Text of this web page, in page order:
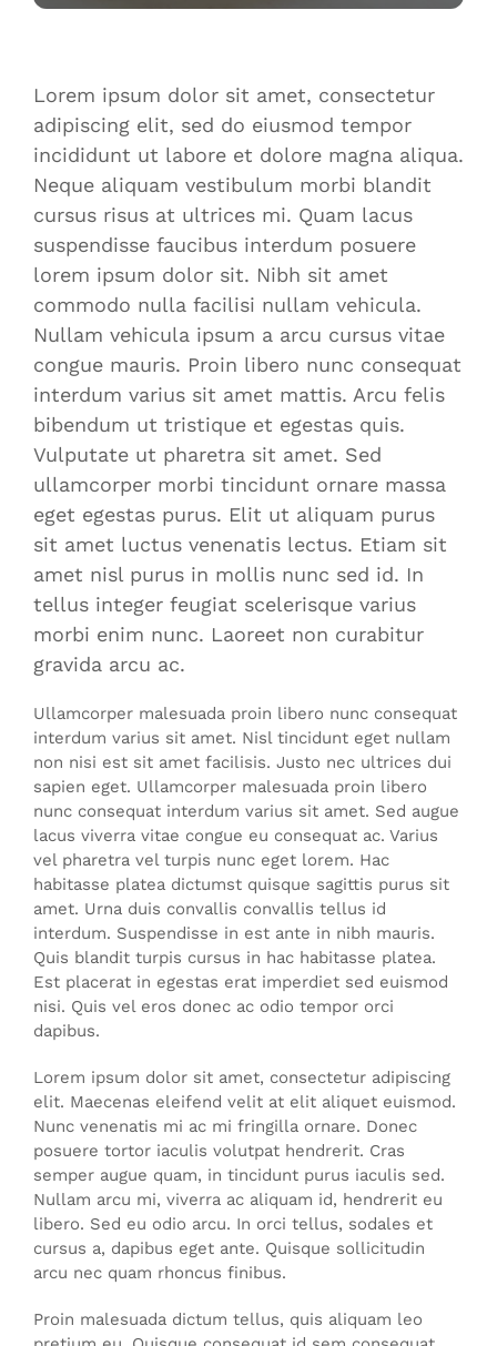
Lorem ipsum dolor sit amet, consectetur
adipiscing elit, sed do eiusmod tempor
incididunt ut labore et dolore magna aliqua.
Neque aliquam vestibulum morbi blandit
cursus risus at ultrices mi. Quam lacus
suspendisse faucibus interdum posuere
lorem ipsum dolor sit. Nibh sit amet
commodo nulla facilisi nullam vehicula.
Nullam vehicula ipsum a arcu cursus vitae
congue mauris. Proin libero nunc consequat
interdum varius sit amet mattis. Arcu felis
bibendum ut tristique et egestas quis.
Vulputate ut pharetra sit amet. Sed
ullamcorper morbi tincidunt ornare massa
eget egestas purus. Elit ut aliquam purus
sit amet luctus venenatis lectus. Etiam sit
amet nisl purus in mollis nunc sed id. In
tellus integer feugiat scelerisque varius
morbi enim nunc. Laoreet non curabitur
gravida arcu ac.
Ullamcorper malesuada proin libero nunc consequat
interdum varius sit amet. Nisl tincidunt eget nullam
non nisi est sit amet facilisis. Justo nec ultrices dui
sapien eget. Ullamcorper malesuada proin libero
nunc consequat interdum varius sit amet. Sed augue
lacus viverra vitae congue eu consequat ac. Varius
vel pharetra vel turpis nunc eget lorem. Hac
habitasse platea dictumst quisque sagittis purus sit
amet. Urna duis convallis convallis tellus id
interdum. Suspendisse in est ante in nibh mauris.
Quis blandit turpis cursus in hac habitasse platea.
Est placerat in egestas erat imperdiet sed euismod
nisi. Quis vel eros donec ac odio tempor orci
dapibus.
Lorem ipsum dolor sit amet, consectetur adipiscing
elit. Maecenas eleifend velit at elit aliquet euismod.
Nunc venenatis mi ac mi fringilla ornare. Donec
posuere tortor iaculis volutpat hendrerit. Cras
semper augue quam, in tincidunt purus iaculis sed.
Nullam arcu mi, viverra ac aliquam id, hendrerit eu
libero. Sed eu odio arcu. In orci tellus, sodales et
cursus a, dapibus eget ante. Quisque sollicitudin
arcu nec quam rhoncus finibus.
Proin malesuada dictum tellus, quis aliquam leo